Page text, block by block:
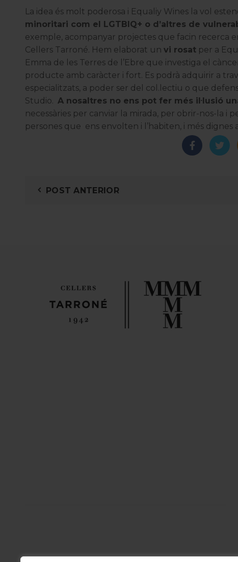
La idea és molt poderosa i Equaliy Wines la vol
minoritari com el LGTBIQ+ o d’altres de
exemple, acompanyar projectes que facin recerca
Cellers Tarroné. Hem elaborat un vi rosatper a
Emma de les Terres de l’Ebre que investiga el
producte amb caràcter i fort. Es podrà adquirir a
especialitzats, a poder ser del col.lectiu o que
Studio. A nosaltres no ens pot fer més il·lusió
necessàries per canviar la mirada, per obrir-nos-la i
persones que ens envolten i l’habiten, i més dignes
POST ANTERIOR